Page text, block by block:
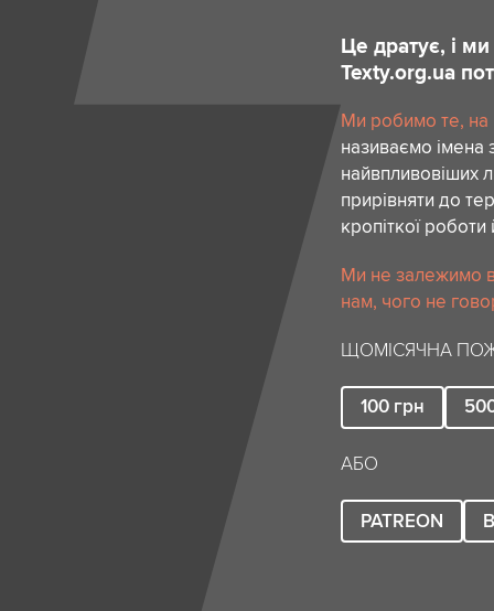
Це дратує, і
Texty.org.ua
Ми робимо те, на
називаємо імена
найвпливовіших
прирівняти до
кропіткої
Ми не залежимо
нам, чого не
ЩОМІСЯЧНА
100 грн
АБО
PATREON